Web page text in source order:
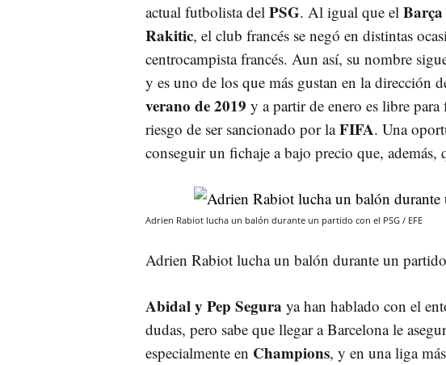
actual futbolista del PSG. Al igual que el Barça
Rakitic, el club francés se negó en distintas
centrocampista francés. Aun así, su nombre
y es uno de los que más gustan en la dirección
verano de 2019 y a partir de enero es libre
riesgo de ser sancionado por laFIFA. Una
conseguir un fichaje a bajo precio que, además,
Adrien Rabiot lucha un balón durante un partido con el PSG / EFE
Adrien Rabiot lucha un balón durante un
Abidal y Pep Segura ya han hablado con el
dudas, pero sabe que llegar a Barcelona le
especialmente en Champions, y en una liga